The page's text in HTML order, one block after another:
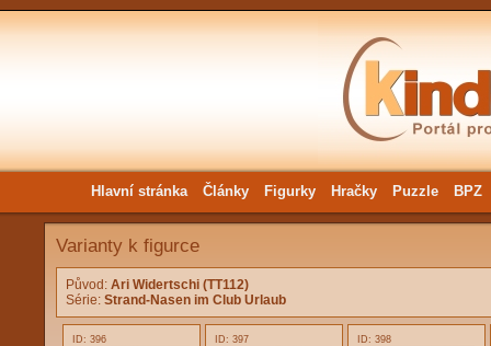
Hlavní stránka Články Figurky Hračky Puzzle BPZ
Varianty k figurce
Původ: Ari Widertschi (TT112)
Série: Strand-Nasen im Club Urlaub
ID: 396 ID: 397 ID: 398